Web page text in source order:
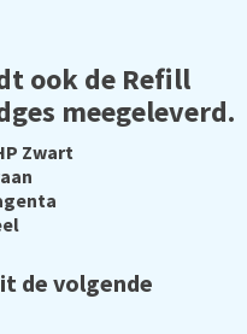
ook de Refill
meegeleverd.
Zwart
de volgende